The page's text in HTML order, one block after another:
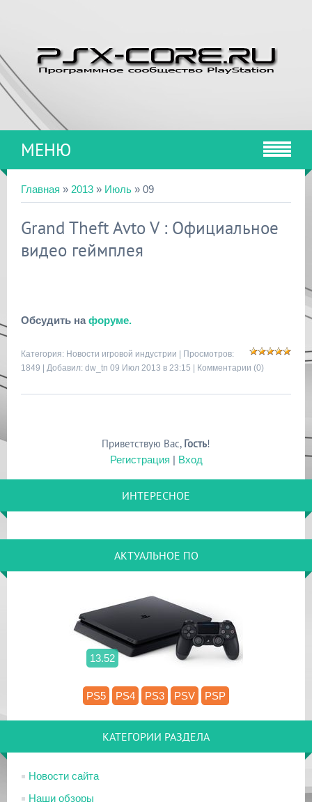
МЕНЮ
Главная » 2013 » Июль » 09
Grand Theft Avto V : Официальное
видео геймплея
Обсудить на форуме.
Категория: Новости игровой индустрии | Просмотров:
1849 | Добавил: dw_tn 09 Июл 2013 в 23:15 | Комментарии (0)
Приветствую Вас, Гость!
Регистрация | Вход
ИНТЕРЕСНОЕ
АКТУАЛЬНОЕ ПО
13.52
PS5 PS4 PS3 PSV PSP
КАТЕГОРИИ РАЗДЕЛА
Новости сайта
Наши обзоры